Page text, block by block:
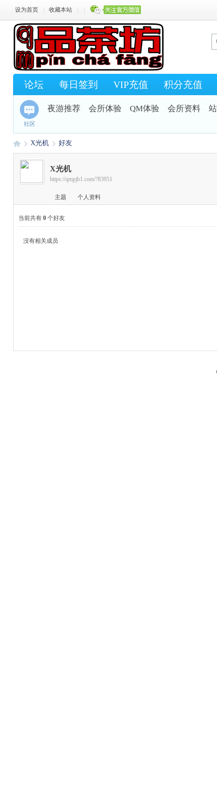
设为首页 收藏本站
论坛 每日签到 VIP充值 积分充值
社区
夜游推荐 会所体验 QM体验 会所资料
›
X光机 好友
X光机
https://qmpjb1.com/?83951
主题 个人资料
当前共有 0 个好友
没有相关成员